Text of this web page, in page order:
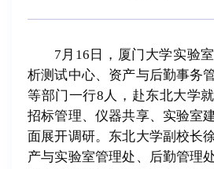
7月16日，厦门大学实验
析测试中心、资产与后勤事务
等部门一行8人，赴东北大学
招标管理、仪器共享、实验室
面展开调研。东北大学副校长
产与实验室管理处、后勤管理